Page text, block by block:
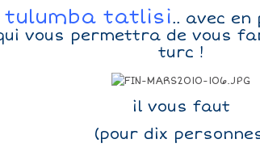
tulumba tatlisi.. avec en
vous permettra de vous
turc !
il vous faut
(pour dix